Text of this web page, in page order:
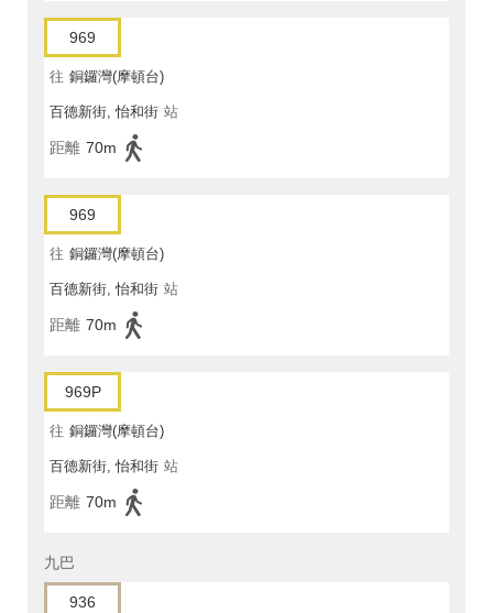
969
往 銅鑼灣(摩頓台)
百德新街, 怡和街 站
距離 70m
969
往 銅鑼灣(摩頓台)
百德新街, 怡和街 站
距離 70m
969P
往 銅鑼灣(摩頓台)
百德新街, 怡和街 站
距離 70m
九巴
936